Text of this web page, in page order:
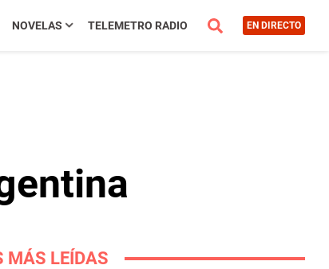
NOVELAS TELEMETRO RADIO EN DIRECTO
MÁS LEÍDAS